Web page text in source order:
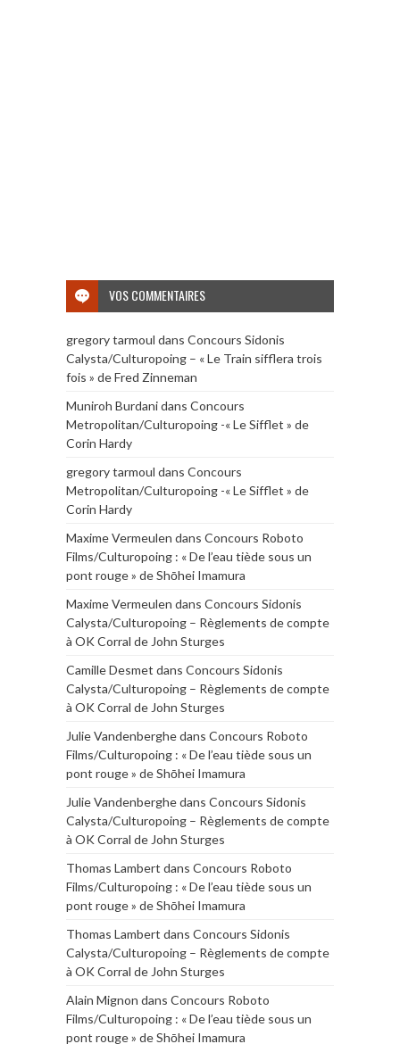
VOS COMMENTAIRES
gregory tarmoul dans Concours Sidonis
Calysta/Culturopoing – « Le Train sifflera trois
fois » de Fred Zinneman
Muniroh Burdanidans Concours
Metropolitan/Culturopoing -« Le Sifflet » de
Corin Hardy
gregory tarmoul dans Concours
Metropolitan/Culturopoing -« Le Sifflet » de
Corin Hardy
Maxime Vermeulen dans Concours Roboto
Films/Culturopoing : « De l’eau tiède sous un
pont rouge » de Shōhei Imamura
Maxime Vermeulen dans Concours Sidonis
Calysta/Culturopoing – Règlements de compte
à OK Corral de John Sturges
Camille Desmet dans Concours Sidonis
Calysta/Culturopoing – Règlements de compte
à OK Corral de John Sturges
Julie Vandenberghedans Concours Roboto
Films/Culturopoing : « De l’eau tiède sous un
pont rouge » de Shōhei Imamura
Julie Vandenberghedans Concours Sidonis
Calysta/Culturopoing – Règlements de compte
à OK Corral de John Sturges
Thomas Lambert dans Concours Roboto
Films/Culturopoing : « De l’eau tiède sous un
pont rouge » de Shōhei Imamura
Thomas Lambert dans Concours Sidonis
Calysta/Culturopoing – Règlements de compte
à OK Corral de John Sturges
Alain Mignon dans Concours Roboto
Films/Culturopoing : « De l’eau tiède sous un
pont rouge » de Shōhei Imamura